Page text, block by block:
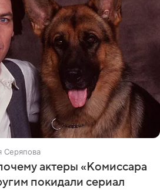
Серяпова
актеры «Комиссара
покидали сериал